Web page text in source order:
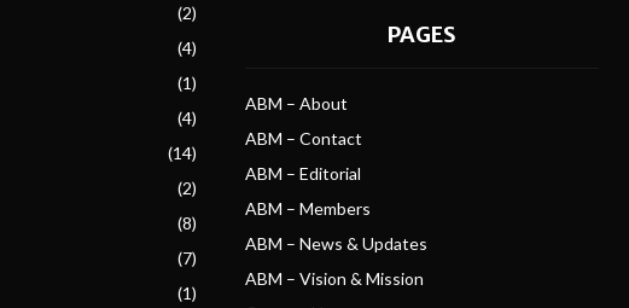
(2)
(4)
(1)
(4)
(14)
(2)
(8)
(7)
(1)
PAGES
ABM – About
ABM – Contact
ABM – Editorial
ABM – Members
ABM – News & Updates
ABM – Vision & Mission